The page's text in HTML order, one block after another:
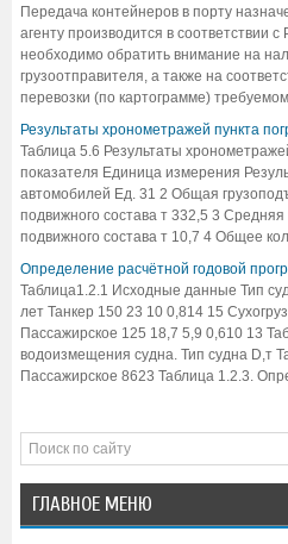
Передача контейнеров в порту
агенту производится в соответствии
необходимо обратить внимание на
грузоотправителя, а также на
перевозки (по картограмме)
Результаты хронометражей пункта
Таблица 5.6 Результаты
показателя Единица измерения
автомобилей Ед. 31 2 Общая
подвижного состава т 332,5 3
подвижного состава т 10,7 4 Общее
Определение расчётной годовой
Таблица1.2.1 Исходные данные Тип
лет Танкер 150 23 10 0,814 15
Пассажирское 125 18,7 5,9 0,610 13
водоизмещения судна. Тип судна D,т
Пассажирское 8623 Таблица 1.2.3.
ГЛАВНОЕ МЕНЮ